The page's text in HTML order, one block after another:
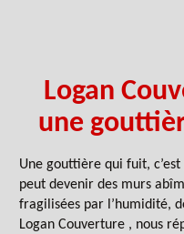
Logan
une
Une gouttière qui fuit,
peut devenir des murs
fragilisées par l’humidité,
Logan Couverture , nous